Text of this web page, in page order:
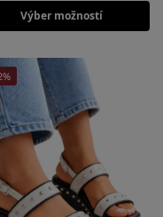
Výber možností